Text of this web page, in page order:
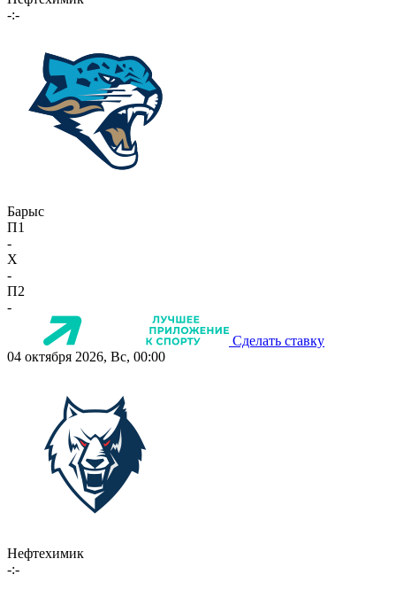
-:-
Барыс
П1
-
X
-
П2
-
Сделать ставку
04 октября 2026, Вс, 00:00
Нефтехимик
-:-